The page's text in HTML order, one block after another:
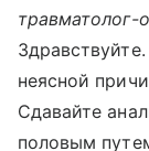
травматолог-
неясной
Сдавайте
половым